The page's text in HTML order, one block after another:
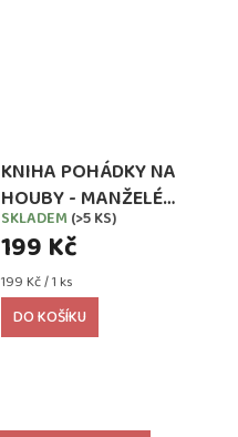
KNIHA POHÁDKY NA
HOUBY - MANŽELÉ
SKŘIVÁNKOVI
Průměrné
hodnocení
produktu
je
4,3
SKLADEM (>5 KS)
199 Kč
Měrná
cena:
199 Kč / 1 ks
DO KOŠÍKU